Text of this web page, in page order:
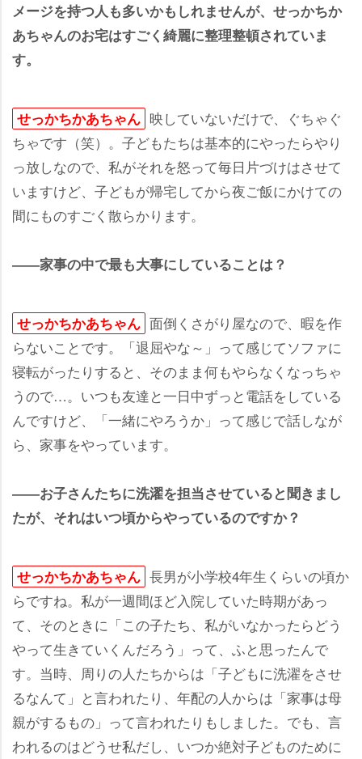
メージを持つ人も多いかもしれませんが、せっかちか
あちゃんのお宅はすごく綺麗に整理整頓されていま
す。
せっかちかあちゃん 映していないだけで、ぐちゃぐ
ちゃです（笑）。子どもたちは基本的にやったらやり
っ放しなので、私がそれを怒って毎日片づけはさせて
いますけど、子どもが帰宅してから夜ご飯にかけての
間にものすごく散らかります。
――家事の中で最も大事にしていることは？
せっかちかあちゃん 面倒くさがり屋なので、暇を作
らないことです。「退屈やな～」って感じてソファに
寝転がったりすると、そのまま何もやらなくなっちゃ
うので…。いつも友達と一日中ずっと電話をしている
んですけど、「一緒にやろうか」って感じで話しなが
ら、家事をやっています。
――お子さんたちに洗濯を担当させていると聞きまし
たが、それはいつ頃からやっているのですか？
せっかちかあちゃん 長男が小学校4年生くらいの頃か
らですね。私が一週間ほど入院していた時期があっ
て、そのときに「この子たち、私がいなかったらどう
って生きていくんだろう」って、ふと思ったんで
す。当時、周りの人たちからは「子どもに洗濯をさせ
るなんて」と言われたり、年配の人からは「家事は母
親がするもの」って言われたりもしました。でも、言
われるのはどうせ私だし、いつか絶対子どものために